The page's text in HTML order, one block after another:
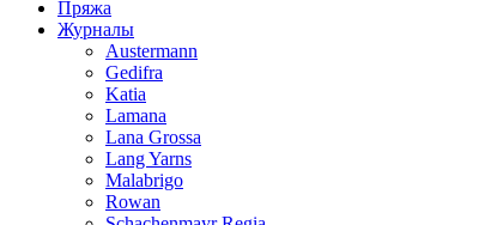
Пряжа
Журналы
Austermann
Gedifra
Katia
Lamana
Lana Grossa
Lang Yarns
Malabrigo
Rowan